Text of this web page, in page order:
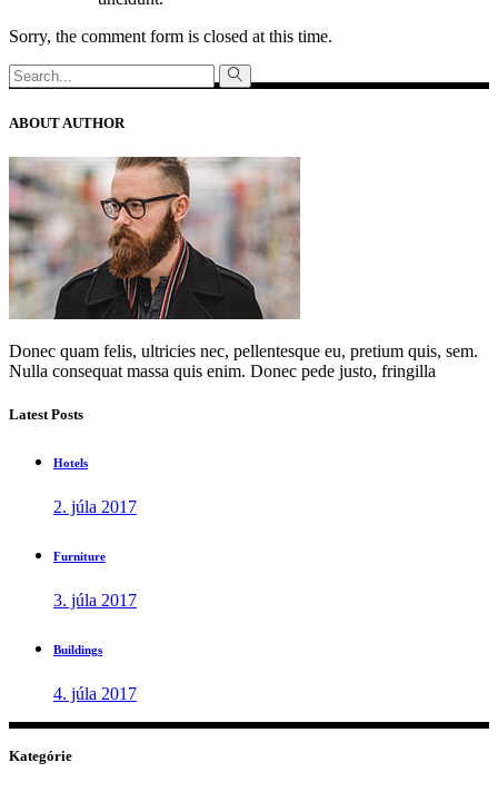
Sorry, the comment form is closed at this time.
Search
for:
ABOUT AUTHOR
Donec quam felis, ultricies nec, pellentesque eu, pretium quis, sem.
Nulla consequat massa quis enim. Donec pede justo, fringilla
Latest Posts
Hotels
2. júla 2017
Furniture
3. júla 2017
Buildings
4. júla 2017
Kategórie